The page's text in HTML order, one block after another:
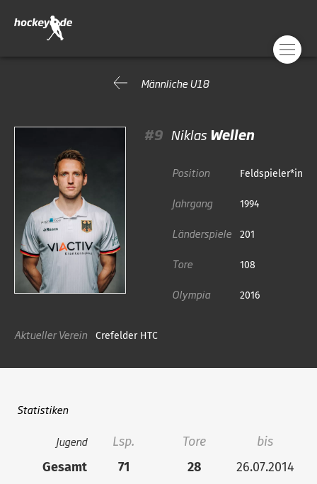
Männliche U18
#9 Niklas Wellen
Position Feldspieler*in
Jahrgang 1994
Länderspiele 201
Tore 108
Olympia 2016
Aktueller Verein Crefelder HTC
Statistiken
Jugend Lsp. Tore
bis
Gesamt
71 28 26.07.2014